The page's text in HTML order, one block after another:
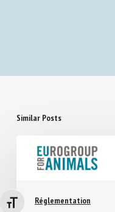
Changer la taille de la police
Similar Posts
Réglementation